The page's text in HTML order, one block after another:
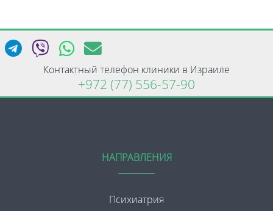
Контактный телефон клиники в Израиле
+972 (77) 556-57-90
НАПРАВЛЕНИЯ
Психиатрия